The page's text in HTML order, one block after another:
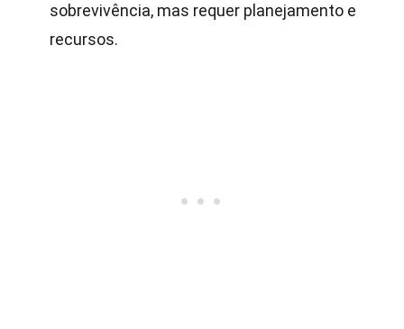
sobrevivência, mas requer planejamento e
recursos.